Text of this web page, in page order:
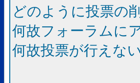
どのように投票の
何故フォーラムに
何故投票が行えな